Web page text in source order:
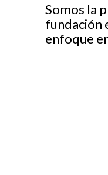
Somos la
fundación
enfoque